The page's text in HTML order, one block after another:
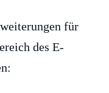
für
des E-